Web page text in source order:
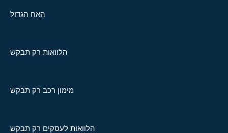
האח הגדול
הלוואות רק תבקש
מימון רכב רק תבקש
הלוואות לעסקים רק תבקש